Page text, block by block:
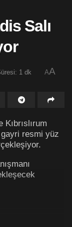
Salı
1 dk AA
resmi yüz